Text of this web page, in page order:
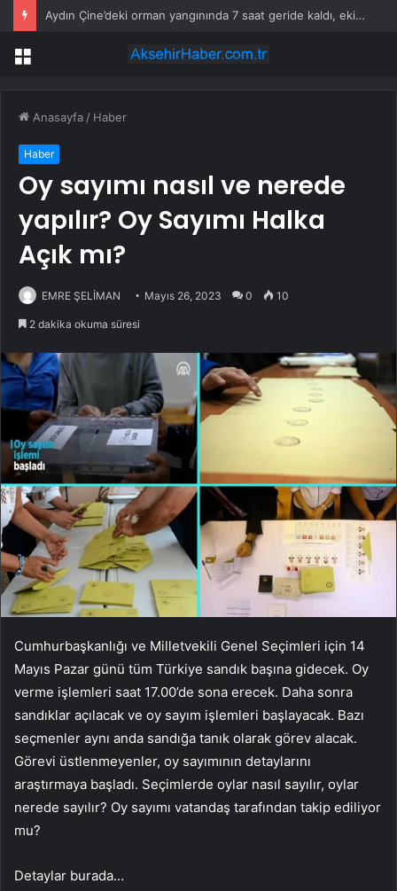
Aydın Çine’deki orman yangınında 7 saat geride kaldı, ekiplerin müdahalesi sürüyor
Menü
Anasayfa / Haber
Haber
Oy sayımı nasıl ve nerede
yapılır? Oy Sayımı Halka
Açık mı?
EMRE ŞELİMAN Mayıs 26, 2023 0 10
2 dakika okuma süresi
Cumhurbaşkanlığı ve Milletvekili Genel Seçimleri için 14
Mayıs Pazar günü tüm Türkiye sandık başına gidecek. Oy
verme işlemleri saat 17.00’de sona erecek. Daha sonra
sandıklar açılacak ve oy sayım işlemleri başlayacak. Bazı
seçmenler aynı anda sandığa tanık olarak görev alacak.
Görevi üstlenmeyenler, oy sayımının detaylarını
araştırmaya başladı. Seçimlerde oylar nasıl sayılır, oylar
nerede sayılır? Oy sayımı vatandaş tarafından takip ediliyor
mu?
Detaylar burada…